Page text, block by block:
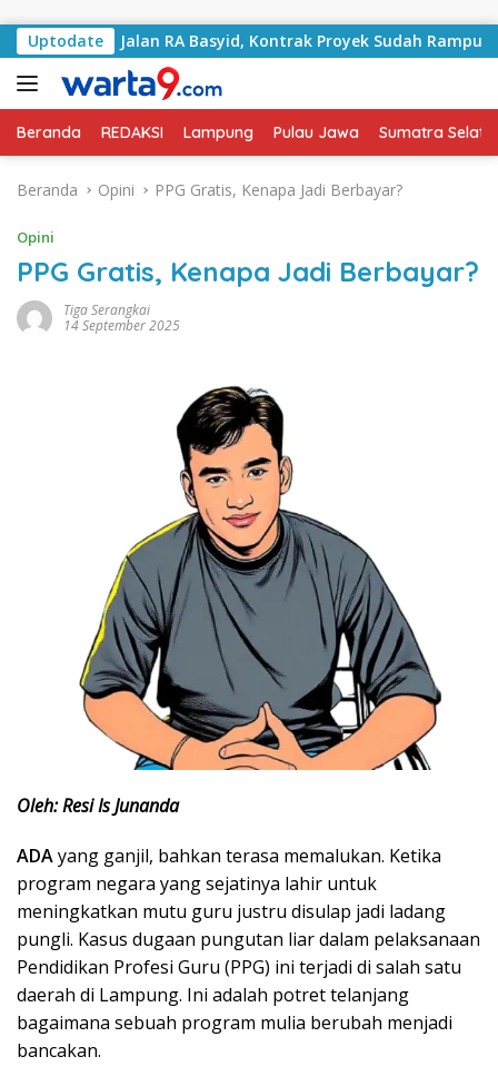
Uptodate
Jalan RA Basyid, Kontrak Proyek Sudah Rampung
Beranda REDAKSI Lampung Pulau Jawa Sumatra
Beranda Opini PPG Gratis, Kenapa Jadi Berbayar?
Opini
PPG Gratis, Kenapa Jadi Berbayar?
Tiga Serangkai
14 September 2025
Oleh: Resi Is Junanda
ADAyang ganjil, bahkan terasa memalukan. Ketika
program negara yang sejatinya lahir untuk
meningkatkan mutu guru justru disulap jadi ladang
pungli. Kasus dugaan pungutan liar dalam pelaksanaan
Pendidikan Profesi Guru (PPG) ini terjadi di salah satu
daerah di Lampung. Ini adalah potret telanjang
bagaimana sebuah program mulia berubah menjadi
bancakan.